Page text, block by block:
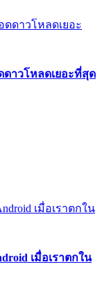
ดาวโหลดเยอะที่สุด
เมื่อเราตกใน